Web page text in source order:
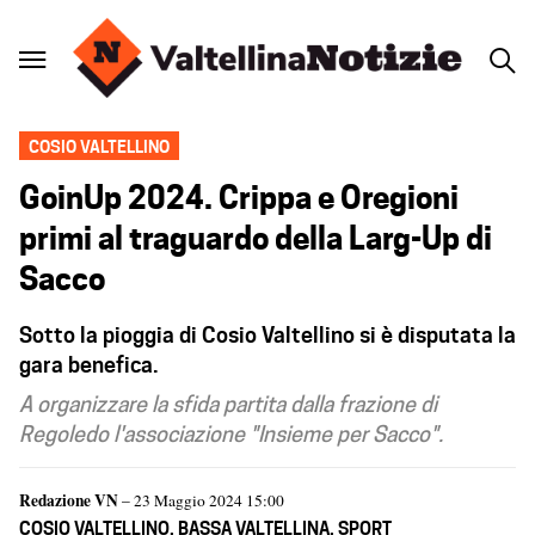
COSIO VALTELLINO
GoinUp 2024. Crippa e Oregioni
primi al traguardo della Larg-Up di
Sacco
Sotto la pioggia di Cosio Valtellino si è disputata la
gara benefica.
A organizzare la sfida partita dalla frazione di
Regoledo l'associazione "Insieme per Sacco".
Redazione VN– 23 Maggio 2024 15:00
COSIO VALTELLINO, BASSA VALTELLINA, SPORT